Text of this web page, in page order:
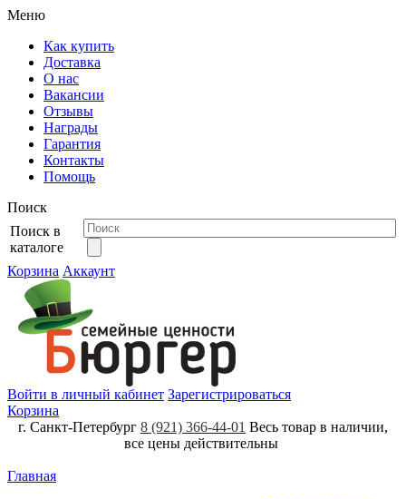
Меню
Как купить
Доставка
О нас
Вакансии
Отзывы
Награды
Гарантия
Контакты
Помощь
Поиск
Поиск в
каталоге
Корзина Аккаунт
Войти в личный кабинет Зарегистрироваться
Корзина
г. Санкт-Петербург 8 (921) 366-44-01 Весь товар в наличии,
все цены действительны
Главная